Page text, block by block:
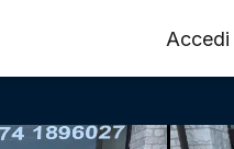
Accedi